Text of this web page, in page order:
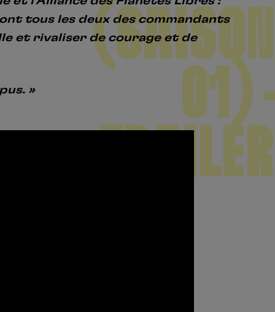
tous les deux des commandants
et rivaliser de courage et de
»
(SAISON
01) –
TRAILER
S’inscrire
One Piece
Hunter x Hunter
Black Butler
Créer un compte